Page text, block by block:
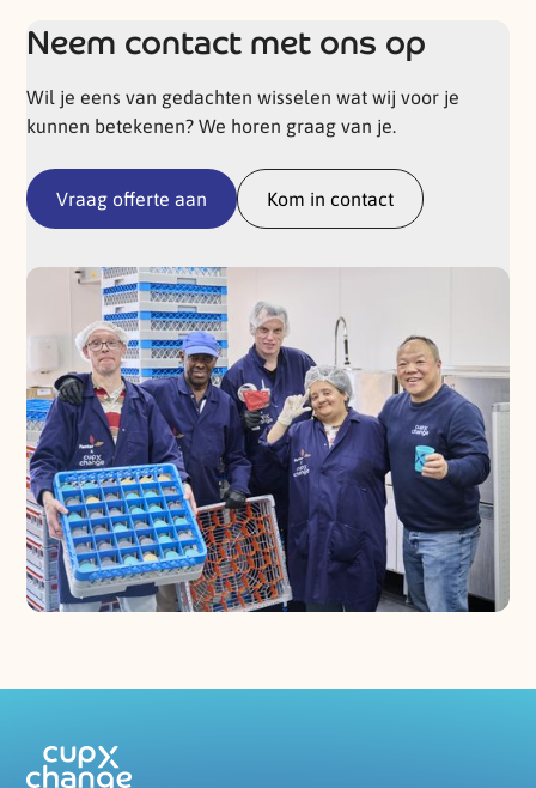
Neem contact met ons op
Wil je eens van gedachten wisselen wat wij voor je
kunnen betekenen? We horen graag van je.
Vraag offerte aan Kom in contact